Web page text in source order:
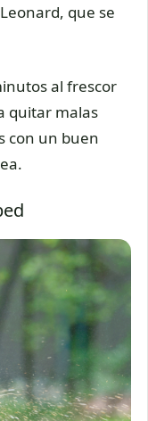
que se
al frescor
quitar malas
con un buen